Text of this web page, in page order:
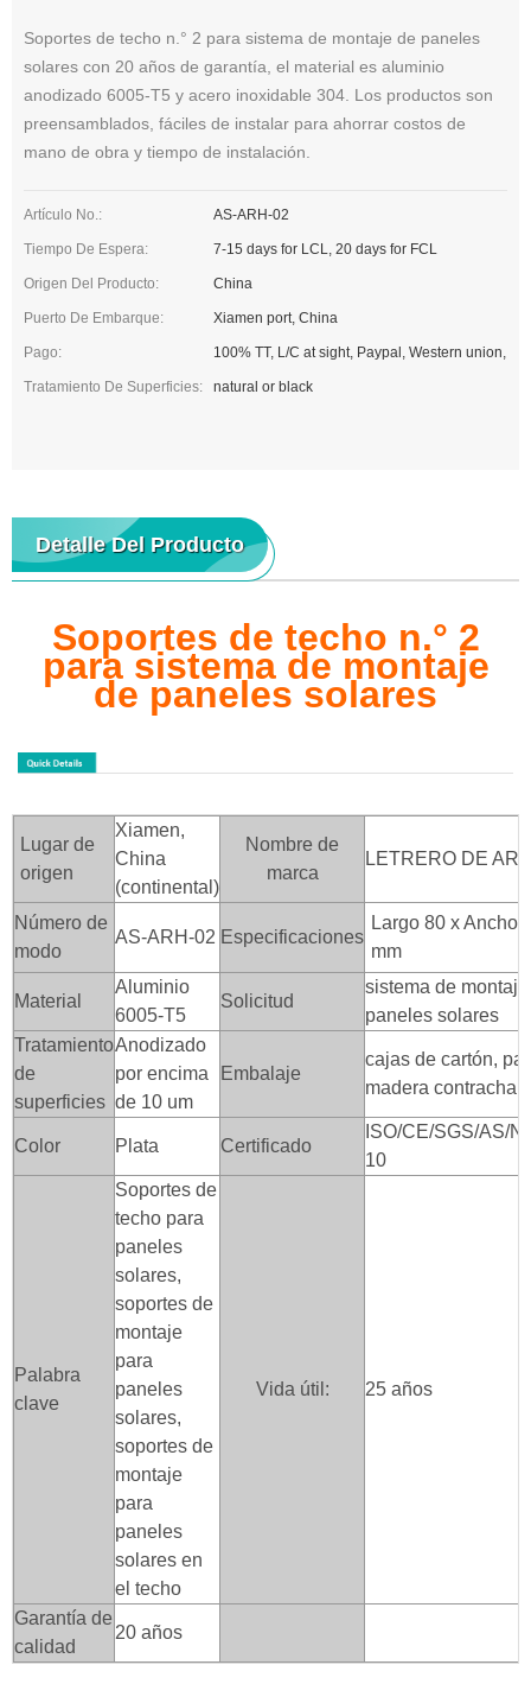
Soportes de techo n.° 2 para sistema de montaje de paneles
solares con 20 años de garantía, el material es aluminio
anodizado 6005-T5 y acero inoxidable 304. Los productos son
preensamblados, fáciles de instalar para ahorrar costos de
mano de obra y tiempo de instalación.
Artículo No.: AS-ARH-02
Tiempo De Espera: 7-15 days for LCL, 20 days for FCL
Origen Del Producto: China
Puerto De Embarque: Xiamen port, China
Pago: 100% TT, L/C at sight, Paypal, Western union,
Tratamiento De Superficies: natural or black
Detalle Del Producto
Soportes de techo n.° 2
para sistema de montaje
de paneles solares
Lugar de
origen
Xiamen,
China
(continental)
Nombre de
marca
LETRERO DE
Número de
modo
AS-ARH-02 Especificaciones
Largo 80 x Ancho
mm
Material
Aluminio
6005-T5
Solicitud
sistema de
paneles solares
Tratamiento
de
superficies
Anodizado
por encima
de 10 um
Embalaje
cajas de cartón,
madera
Color Plata Certificado
ISO/CE/SGS/AS/
10
Palabra
clave
Soportes de
techo para
paneles
solares,
soportes de
montaje
para
paneles
solares,
soportes de
montaje
para
paneles
solares en
el techo
Vida útil: 25 años
Garantía de
calidad
20 años